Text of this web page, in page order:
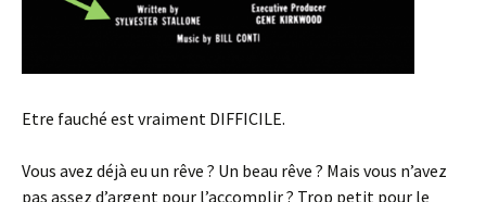
Etre fauché est vraiment DIFFICILE.
Vous avez déjà eu un rêve ? Un beau rêve ? Mais vous n’avez
pas assez d’argent pour l’accomplir ? Trop petit pour le